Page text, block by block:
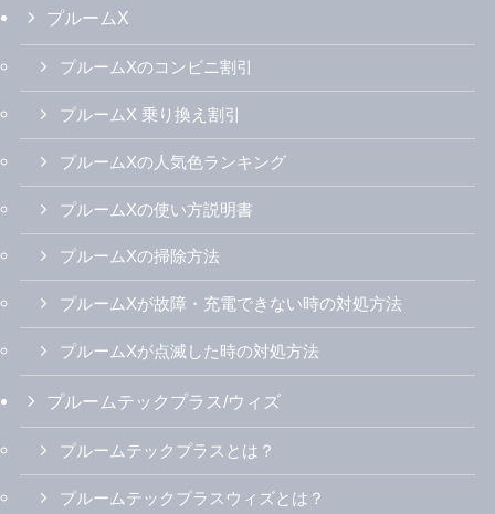
プルームX
プルームXのコンビニ割引
プルームX 乗り換え割引
プルームXの人気色ランキング
プルームXの使い方説明書
プルームXの掃除方法
プルームXが故障・充電できない時の対処方法
プルームXが点滅した時の対処方法
プルームテックプラス/ウィズ
プルームテックプラスとは？
プルームテックプラスウィズとは？